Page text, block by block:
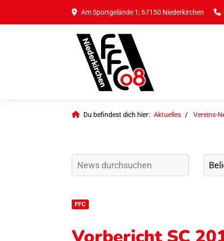
Am Sportgelände 1, 67150 Niederkirchen
Du befindest dich hier: Aktuelles Vereins-
FFC